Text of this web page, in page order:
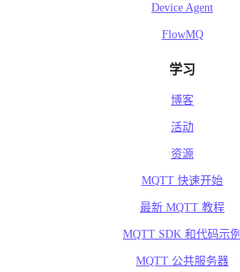
Device Agent
FlowMQ
学习
博客
活动
资源
MQTT 快速开始
最新 MQTT 教程
MQTT SDK 和代码示例
MQTT 公共服务器